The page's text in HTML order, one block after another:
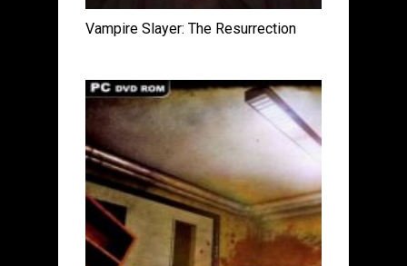
Vampire Slayer: The Resurrection